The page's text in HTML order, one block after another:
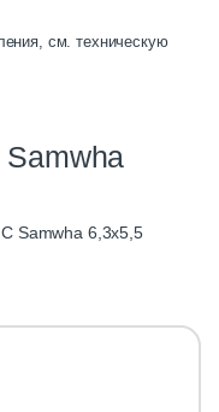
см. техническую
Samwha 6,3х5,5